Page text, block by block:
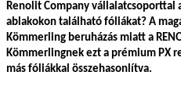
Renolit Company vállalatcsoporttal
ablakokon található fóliákat? A
Kömmerling beruházás miatt a
Kömmerlingnek ezt a prémium PX
más fóliákkal összehasonlítva.